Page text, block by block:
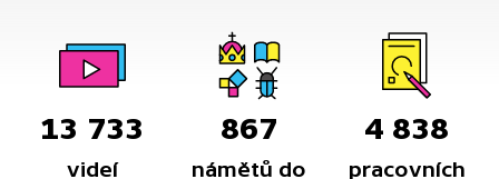
13 733
videí
867
námětů do
4 838
pracovních